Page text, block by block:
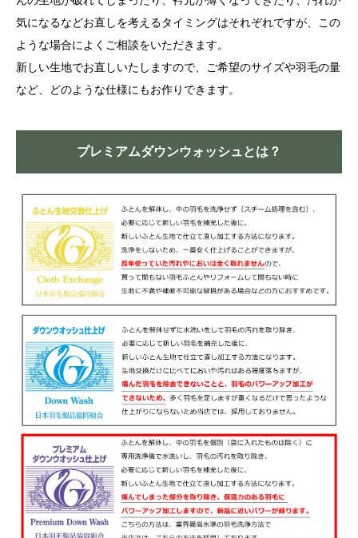
気になるなどお直しを考えるタイミングはそれぞれですが、この
ような場合によくご相談をいただきます。
新しい生地でお直しいたしますので、ご希望のサイズや羽毛の量
など、どのような仕様にもお作りできます。
プレミアムダウンウォッシュとは？